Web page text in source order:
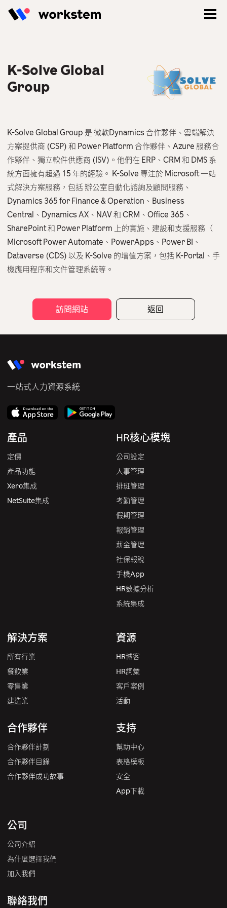
登入
立即註冊
聯絡我們
繁體中文 English
K-Solve Global
Group
K-Solve Global Group 是 微軟Dynamics 合作夥伴、雲端解決
方案提供商 (CSP) 和 Power Platform 合作夥伴、Azure 服務合
作夥伴、獨立軟件供應商 (ISV)。他們在 ERP、CRM 和 DMS 系
統方面擁有超過 15 年的經驗。 K-Solve 專注於 Microsoft 一站
式解決方案服務，包括 辦公室自動化諮詢及顧問服務、
Dynamics 365 for Finance & Operation、Business
Central、Dynamics AX、NAV 和 CRM、Office 365、
SharePoint 和 Power Platform 上的實施、建設和支援服務（
Microsoft Power Automate、PowerApps、Power BI、
Dataverse (CDS) 以及 K-Solve 的增值方案，包括 K-Portal、手
機應用程序和文件管理系統等。
訪問網站 返回
一站式人力資源系統
產品
定價
產品功能
Xero集成
NetSuite集成
HR核心模塊
公司設定
人事管理
排班管理
考勤管理
假期管理
報銷管理
薪金管理
社保報稅
手機App
HR數據分析
系統集成
解決方案
所有行業
餐飲業
零售業
建造業
合作夥伴
合作夥伴計劃
合作夥伴目錄
合作夥伴成功故事
資源
HR博客
HR詞彙
客戶案例
活動
支持
幫助中心
表格模板
安全
App下載
公司
公司介紹
為什麼選擇我們
加入我們
聯絡我們